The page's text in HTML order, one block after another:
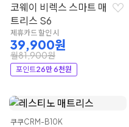
코웨이 비렉스 스마트 매
트리스 S6
제휴카드 할인 시
39,900원
월81,900원
포인트26만 6천원
쿠쿠CRM-B10K